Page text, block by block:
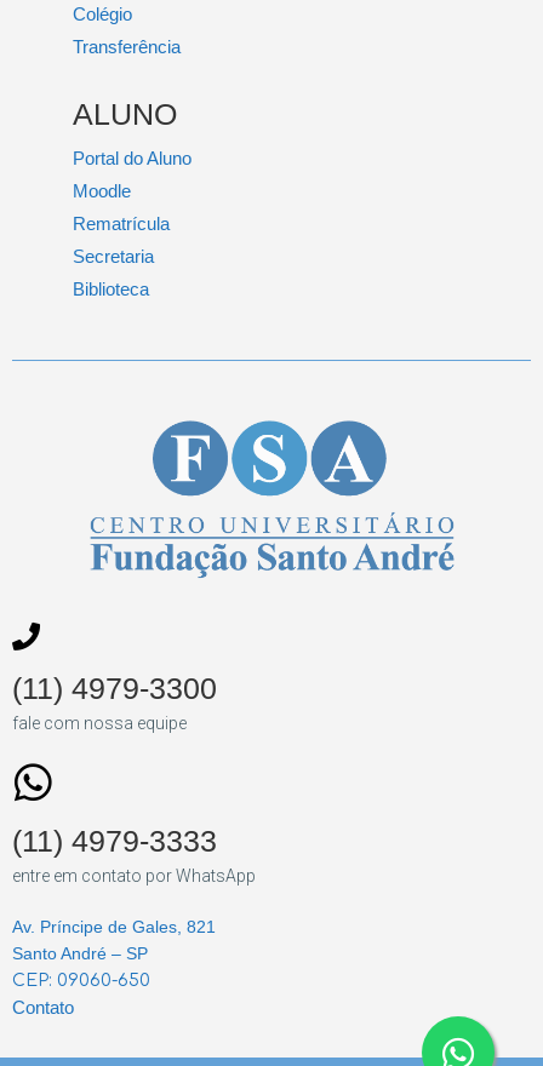
Colégio
Transferência
ALUNO
Portal do Aluno
Moodle
Rematrícula
Secretaria
Biblioteca
(11) 4979-3300
fale com nossa equipe
(11) 4979-3333
entre em contato por WhatsApp
Av. Príncipe de Gales, 821
Santo André – SP
CEP: 09060-650
Contato